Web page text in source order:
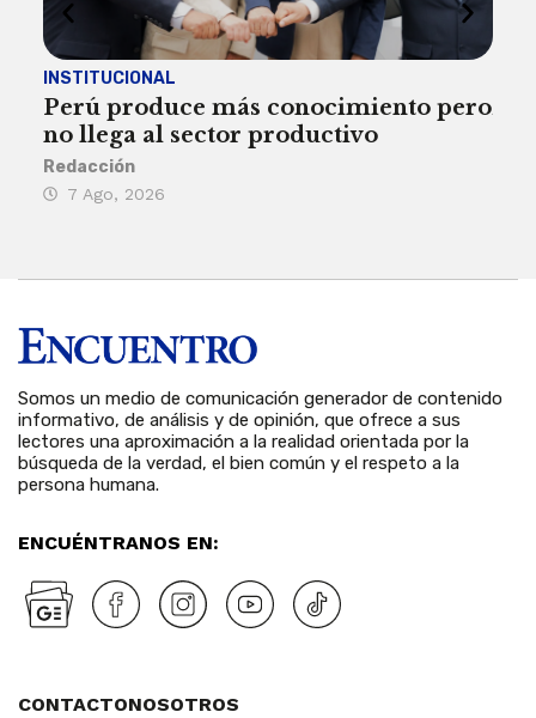
INSTITUCIONAL
Perú produce más conocimiento pero
no llega al sector productivo
Redacción
7 Ago, 2026
Somos un medio de comunicación generador de contenido
informativo, de análisis y de opinión, que ofrece a sus
lectores una aproximación a la realidad orientada por la
búsqueda de la verdad, el bien común y el respeto a la
persona humana.
ENCUÉNTRANOS EN:
CONTACTONOSOTROS